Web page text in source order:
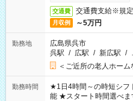
交通費 交通費支給※規
月収例 ～5万円
勤務地
広島県呉市
呉駅 / 広駅 / 新広駅 /
＜ご近所の老人ホーム
勤務時間
★1日4時間～の時短シフトOK ★もちろんフルタイム
能 ★スタート時間選べま